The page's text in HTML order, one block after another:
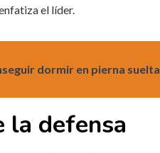
el líder.
dormir en pierna suelta
la defensa